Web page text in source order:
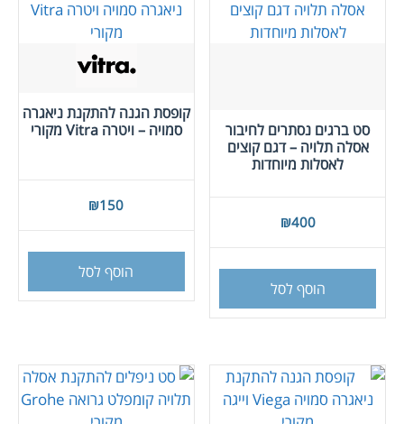
סט ברגים נסתרים לחיבור
אסלה תלויה – דגם קוצים
לאסלות מיוחדות
₪400
הוסף לסל
קופסת הגנה להתקנת ניאגרה
סמויה – ויטרה Vitra מקורי
₪150
הוסף לסל